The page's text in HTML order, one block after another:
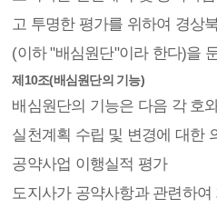
고 투명한 평가를 위하여 경상
(이하 "배심원단"이라 한다)을
제10조(배심원단의 기능)
배심원단의 기능은 다음 각 호
실천계획 수립 및 변경에 대한
공약사업 이행실적 평가
도지사가 공약사항과 관련하